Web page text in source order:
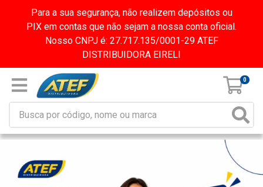
Para a sua segurança, não realizem depósitos ou
PIX em contas que não sejam a nossa conta oficial.
Nosso CNPJ é: 27.717.135/0001-29 ATEF
DISTRIBUIDORA EIRELI
0